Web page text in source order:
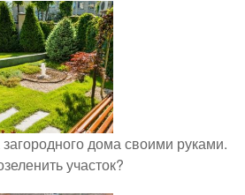
дома своими руками.
участок?